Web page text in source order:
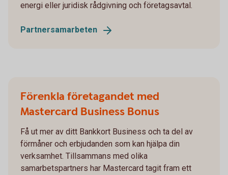
energi eller juridisk rådgivning och företagsavtal.
Partnersamarbeten
Förenkla företagandet med
Mastercard Business Bonus
Få ut mer av ditt Bankkort Business och ta del av
förmåner och erbjudanden som kan hjälpa din
verksamhet. Tillsammans med olika
samarbetspartners har Mastercard tagit fram ett